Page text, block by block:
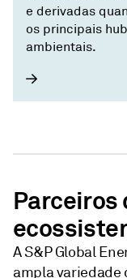
e derivadas
os principais
ambientais.
Parceiros
A S&P Global
ampla variedade